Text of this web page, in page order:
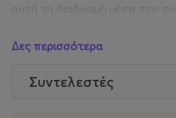
αυτή τη διαδρομή μέσα στο
προορισμός;
Ο άνθρωπος σήμερα ζει σε μια
επιτάχυνση. Ενώ οι
Δες περισσότερα
Συντελεστές